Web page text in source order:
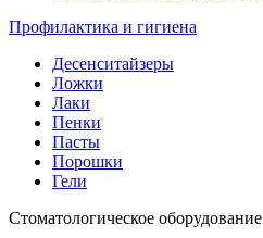
Профилактика и гигиена
Десенситайзеры
Ложки
Лаки
Пенки
Пасты
Порошки
Гели
Стоматологическое оборудование